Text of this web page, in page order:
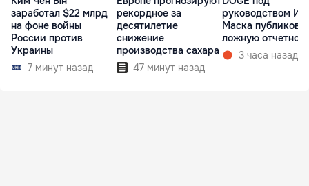
заработал $22 млрд
на фоне войны
России против
Украины
7 минут назад
рекордное за
десятилетие
снижение
производства сахара
47 минут назад
руководством
Маска
ложную
3 часа назад